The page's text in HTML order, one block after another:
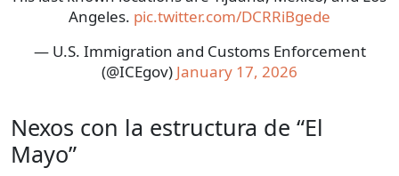
Angeles. pic.twitter.com/DCRRiBgede
— U.S. Immigration and Customs Enforcement
(@ICEgov) January 17, 2026
Nexos con la estructura de “El
Mayo”